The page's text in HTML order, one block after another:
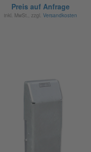
Preis auf Anfrage
inkl. MwSt., zzgl.Versandkosten